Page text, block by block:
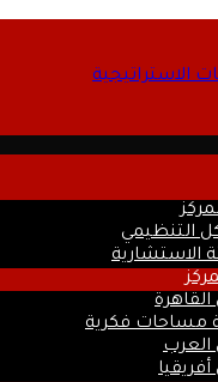
التنظيمي
الاستشارية
القاهرة
مساحات فكرية
العرب
أفريقيا